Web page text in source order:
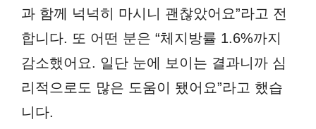
과 함께 넉넉히 마시니 괜찮았어요”라고 전
합니다. 또 어떤 분은 “체지방률 1.6%까지
감소했어요. 일단 눈에 보이는 결과니까 심
리적으로도 많은 도움이 됐어요”라고 했습
니다.